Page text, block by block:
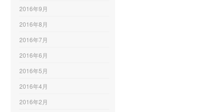
2016年9月
2016年8月
2016年7月
2016年6月
2016年5月
2016年4月
2016年2月